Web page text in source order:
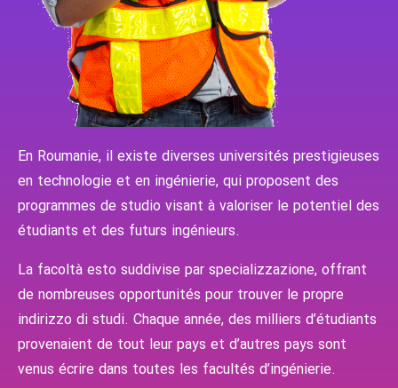
En Roumanie, il existe diverses universités prestigieuses
en technologie et en ingénierie, qui proposent des
programmes de studio visant à valoriser le potentiel des
étudiants et des futurs ingénieurs.
La facoltà esto suddivise par specializzazione, offrant
de nombreuses opportunités pour trouver le propre
indirizzo di studi. Chaque année, des milliers d’étudiants
provenaient de tout leur pays et d’autres pays sont
venus écrire dans toutes les facultés d’ingénierie.